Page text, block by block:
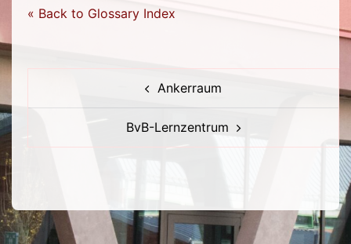
« Back to Glossary Index
BeitragsnavigationAnkerraum
BvB-Lernzentrum